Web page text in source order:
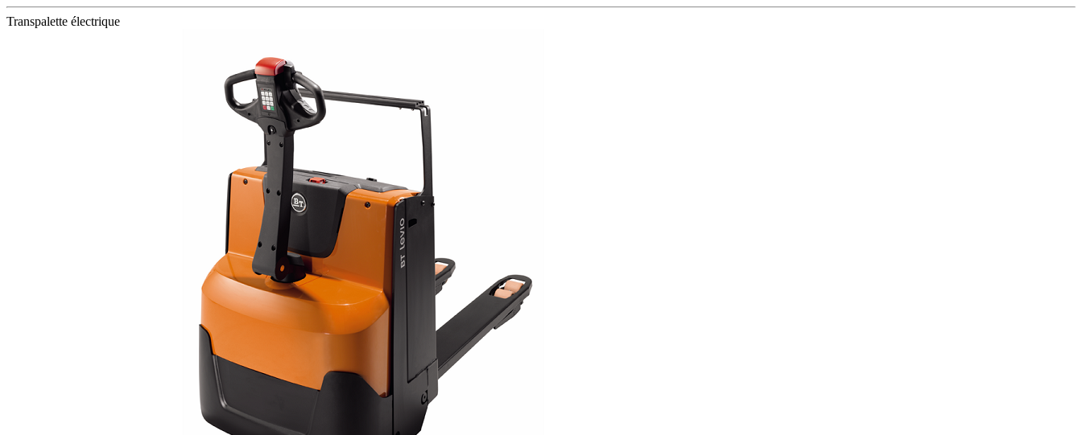
Transpalette électrique